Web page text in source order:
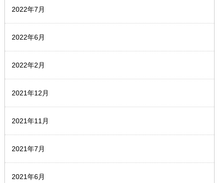
2022年7月
2022年6月
2022年2月
2021年12月
2021年11月
2021年7月
2021年6月